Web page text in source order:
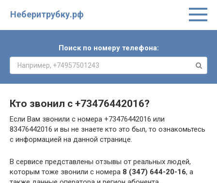
Неберитрубку.рф
Поиск по номеру телефона:
Кто звонил с +73476442016?
Если Вам звонили с номера +73476442016 или
83476442016 и вы не знаете кто это был, то ознакомьтесь
с информацией на данной странице.
В сервисе представлены отзывы от реальных людей,
которым тоже звонили с номера 8 (347) 644-20-16, а